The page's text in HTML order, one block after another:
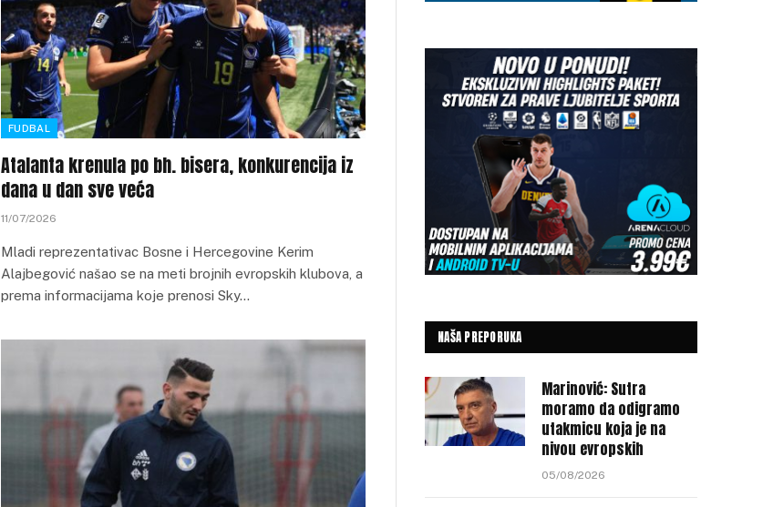
FUDBAL
Atalanta krenula po bh. bisera, konkurencija iz
dana u dan sve veća
11/07/2026
Mladi reprezentativac Bosne i Hercegovine Kerim
Alajbegović našao se na meti brojnih evropskih klubova, a
prema informacijama koje prenosi Sky…
NAŠA PREPORUKA
Marinović: Sutra
moramo da odigramo
utakmicu koja je na
nivou evropskih
05/08/2026